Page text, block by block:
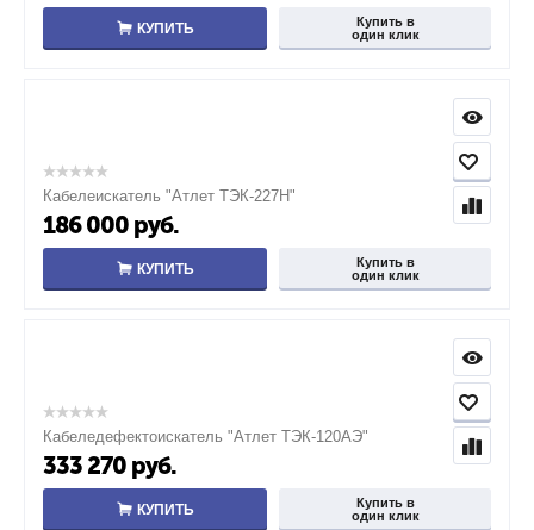
КУПИТЬ
Купить в
один клик
Кабелеискатель "Атлет ТЭК-227Н"
186 000 руб.
КУПИТЬ
Купить в
один клик
Кабеледефектоискатель "Атлет ТЭК-120АЭ"
333 270 руб.
КУПИТЬ
Купить в
один клик